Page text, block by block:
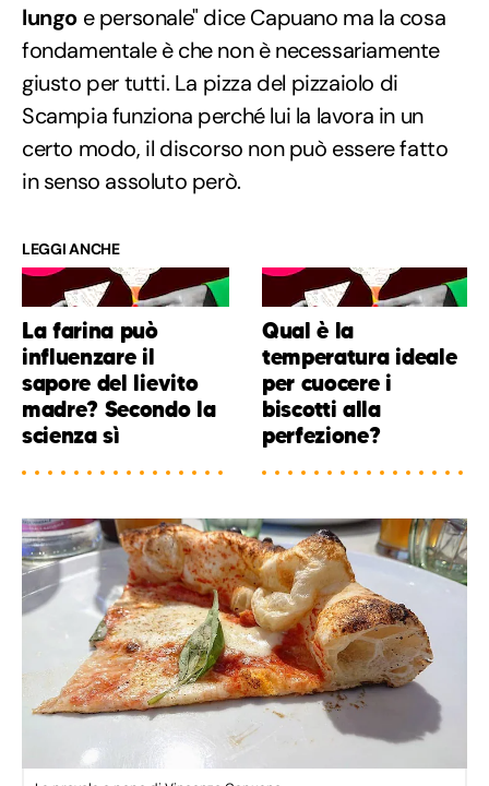
lungo e personale" dice Capuano ma la cosa
fondamentale è che non è necessariamente
giusto per tutti. La pizza del pizzaiolo di
Scampia funziona perché lui la lavora in un
certo modo, il discorso non può essere fatto
in senso assoluto però.
LEGGI ANCHE
La farina può
influenzare il
sapore del lievito
madre? Secondo la
scienza sì
Qual è la
temperatura ideale
per cuocere i
biscotti alla
perfezione?